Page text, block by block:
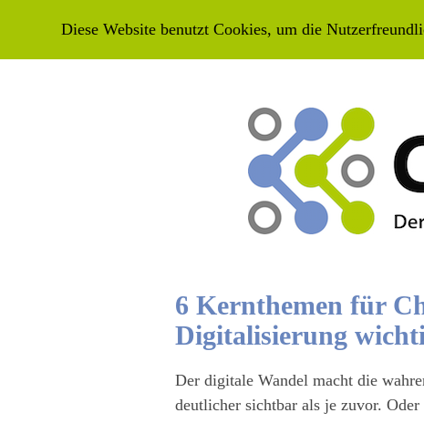
HOME NEWS PODCAST-WISSEN
6 Kernthemen für
Digitalisierung
Der digitale Wandel macht die
deutlicher sichtbar als je zuvor.
Diese Website benutzt Cookies, um die